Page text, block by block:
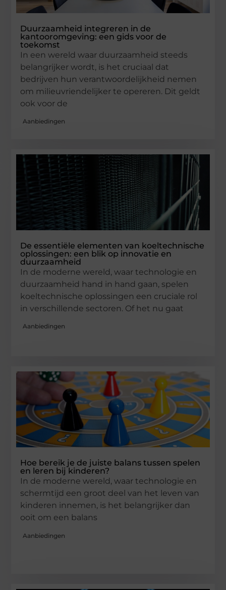
Duurzaamheid integreren in de
kantooromgeving: een gids voor de
toekomst
In een wereld waar duurzaamheid steeds
belangrijker wordt, is het cruciaal dat
bedrijven hun verantwoordelijkheid nemen
om milieuvriendelijker te opereren. Dit geldt
ook voor de
Aanbiedingen
De essentiële elementen van koeltechnische
oplossingen: een blik op innovatie en
duurzaamheid
In de moderne wereld, waar technologie en
duurzaamheid hand in hand gaan, spelen
koeltechnische oplossingen een cruciale rol
in verschillende sectoren. Of het nu gaat
Aanbiedingen
Hoe bereik je de juiste balans tussen spelen
en leren bij kinderen?
In de moderne wereld, waar technologie en
schermtijd een groot deel van het leven van
kinderen innemen, is het belangrijker dan
ooit om een balans
Aanbiedingen